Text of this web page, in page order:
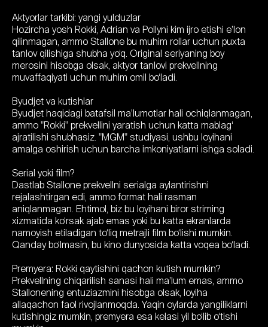
Aktyorlar tarkibi: yangi yulduzlar
Hozircha yosh Rokki, Adrian va Pollyni kim ijro etishi e’lon
qilinmagan, ammo Stallone bu muhim rollar uchun puxta
tanlov qilishiga shubha yo‘q. Original seriyaning boy
merosini hisobga olsak, aktyor tanlovi prekvellning
muvaffaqiyati uchun muhim omil bo‘ladi.
Byudjet va kutishlar
Byudjet haqidagi batafsil ma’lumotlar hali ochiqlanmagan,
ammo "Rokki" prekvellini yaratish uchun katta mablag‘
ajratilishi shubhasiz. "MGM" studiyasi, ushbu loyihani
amalga oshirish uchun barcha imkoniyatlarni ishga soladi.
Serial yoki film?
Dastlab Stallone prekvellni serialga aylantirishni
rejalashtirgan edi, ammo format hali rasman
aniqlanmagan. Ehtimol, biz bu loyihani biror striming
xizmatida ko‘rsak ajab emas yoki bu katta ekranlarda
namoyish etiladigan to‘liq metrajli film bo‘lishi mumkin.
Qanday bo‘lmasin, bu kino dunyosida katta voqea bo‘ladi.
Premyera: Rokki qaytishini qachon kutish mumkin?
Prekvellning chiqarilish sanasi hali ma’lum emas, ammo
Stallonening entuziazmini hisobga olsak, loyiha
allaqachon faol rivojlanmoqda. Yaqin oylarda yangiliklarni
kutishingiz mumkin, premyera esa kelasi yil bo‘lib o‘tishi